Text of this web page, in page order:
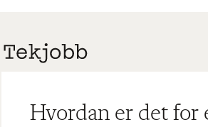
Hvordan er det for